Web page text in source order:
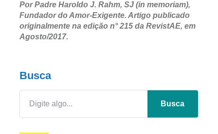
Por Padre Haroldo J. Rahm, SJ (in memoriam),
Fundador do Amor-Exigente. Artigo publicado
originalmente na edição n° 215 da RevistAE, em
Agosto/2017.
Busca
Busca